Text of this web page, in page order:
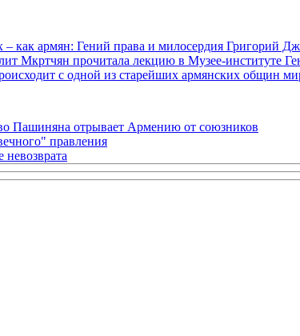
– как армян: Гений права и милосердия Григорий
Мкртчян прочитала лекцию в Музее-институте
с одной из старейших армянских общин
Пашиняна отрывает Армению от союзников
правления